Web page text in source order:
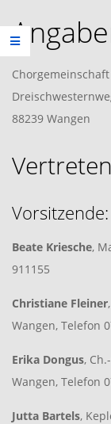
88239 Wangen
Vorsitzende:
Beate Kriesche,
911155
Christiane Fleiner
Wangen, Telefon
Erika Dongus,
Wangen, Telefon
Jutta Bartels,